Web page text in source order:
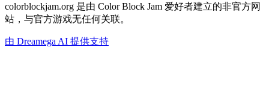
colorblockjam.org 是由 Color Block Jam 爱好者建立的非官方网
站，与官方游戏无任何关联。
由 Dreamega AI 提供支持